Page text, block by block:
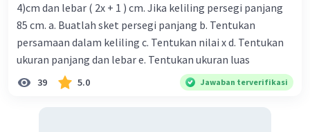
4)cm dan lebar ( 2x + 1 ) cm. Jika keliling persegi panjang
85 cm. a. Buatlah sket persegi panjang b. Tentukan
persamaan dalam keliling c. Tentukan nilai x d. Tentukan
ukuran panjang dan lebar e. Tentukan ukuran luas
39 5.0 Jawaban terverifikasi